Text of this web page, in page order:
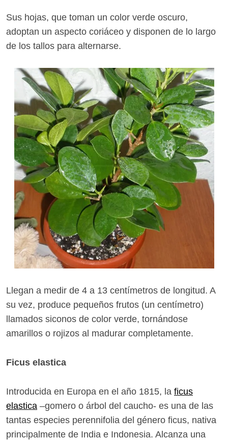
Sus hojas, que toman un color verde oscuro,
adoptan un aspecto coriáceo y disponen de lo largo
de los tallos para alternarse.
Llegan a medir de 4 a 13 centímetros de longitud. A
su vez, produce pequeños frutos (un centímetro)
llamados siconos de color verde, tornándose
amarillos o rojizos al madurar completamente.
Ficus elastica
Introducida en Europa en el año 1815, la ficus
elastica –gomero o árbol del caucho- es una de las
tantas especies perennifolia del género ficus, nativa
principalmente de India e Indonesia. Alcanza una